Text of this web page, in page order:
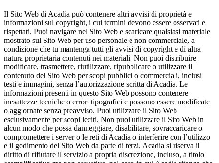
Il Sito Web di Acadia può contenere altri avvisi di proprietà e
informazioni sul copyright, i cui termini devono essere osservati e
rispettati. Puoi navigare nel Sito Web e scaricare qualsiasi materiale
mostrato sul Sito Web per uso personale e non commerciale, a
condizione che tu mantenga tutti gli avvisi di copyright e di altra
natura proprietaria contenuti nei materiali. Non puoi distribuire,
modificare, trasmettere, riutilizzare, ripubblicare o utilizzare il
contenuto del Sito Web per scopi pubblici o commerciali, inclusi
testi e immagini, senza l’autorizzazione scritta di Acadia. Le
informazioni presenti in questo Sito Web possono contenere
inesattezze tecniche o errori tipografici e possono essere modificate
o aggiornate senza preavviso. Puoi utilizzare il Sito Web
esclusivamente per scopi leciti. Non puoi utilizzare il Sito Web in
alcun modo che possa danneggiare, disabilitare, sovraccaricare o
compromettere i server o le reti di Acadia o interferire con l’utilizzo
e il godimento del Sito Web da parte di terzi. Acadia si riserva il
diritto di rifiutare il servizio a propria discrezione, incluso, a titolo